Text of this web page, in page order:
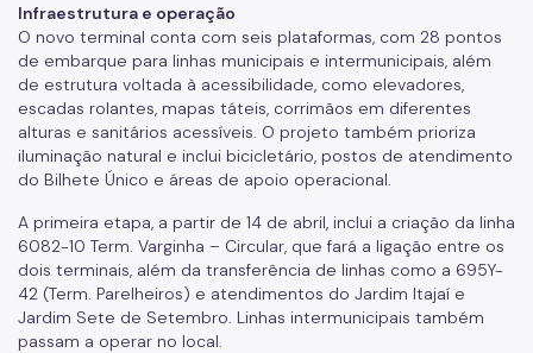
Infraestrutura e operação
O novo terminal conta com seis plataformas, com 28 pontos
de embarque para linhas municipais e intermunicipais, além
de estrutura voltada à acessibilidade, como elevadores,
escadas rolantes, mapas táteis, corrimãos em diferentes
alturas e sanitários acessíveis. O projeto também prioriza
iluminação natural e inclui bicicletário, postos de atendimento
do Bilhete Único e áreas de apoio operacional.
A primeira etapa, a partir de 14 de abril, inclui a criação da linha
6082-10 Term. Varginha – Circular, que fará a ligação entre os
dois terminais, além da transferência de linhas como a 695Y-
42 (Term. Parelheiros) e atendimentos do Jardim Itajaí e
Jardim Sete de Setembro. Linhas intermunicipais também
passam a operar no local.